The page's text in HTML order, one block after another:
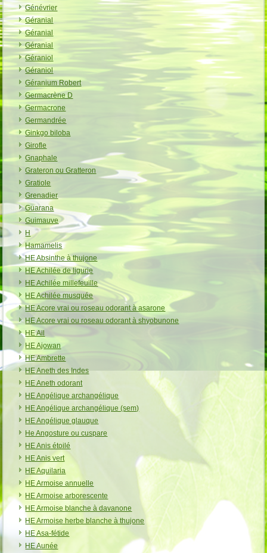
Génévrier
Géranial
Géranial
Géranial
Géraniol
Géraniol
Géranium Robert
Germacrène D
Germacrone
Germandrée
Ginkgo biloba
Girofle
Gnaphale
Grateron ou Gratteron
Gratiole
Grenadier
Guarana
Guimauve
H
Hamamelis
HE Absinthe à thujone
HE Achilée de ligurie
HE Achilée millefeuille
HE Achilée musquée
HE Acore vrai ou roseau odorant à asarone
HE Acore vrai ou roseau odorant à shyobunone
HE Ail
HE Ajowan
HE Ambrette
HE Aneth des Indes
HE Aneth odorant
HE Angélique archangélique
HE Angélique archangélique (sem)
HE Angélique glauque
He Angosture ou cuspare
HE Anis étoilé
HE Anis vert
HE Aquilaria
HE Armoise annuelle
HE Armoise arborescente
HE Armoise blanche à davanone
HE Armoise herbe blanche à thujone
HE Asa-fétide
HE Aunée